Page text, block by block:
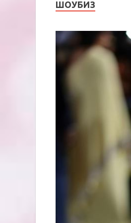
ШОУБИЗ